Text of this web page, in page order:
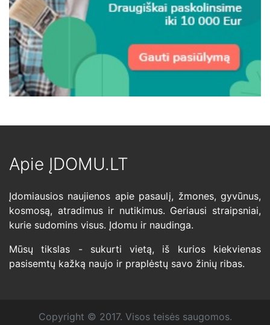
Apie ĮDOMU.LT
Įdomiausios naujienos apie pasaulį, žmones, gyvūnus,
kosmosą, atradimus ir nutikimus. Geriausi straipsniai,
kurie sudomins visus. Įdomu ir naudinga.
Mūsų tikslas - sukurti vietą, iš kurios kiekvienas
pasisemtų kažką naujo ir praplėstų savo žinių ribas.
Copyright © 2017. Visos teisės saugomos.